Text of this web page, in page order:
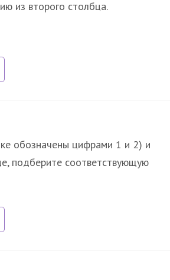
из второго столбца.
обозначены цифрами 1 и 2) и
подберите соответствующую